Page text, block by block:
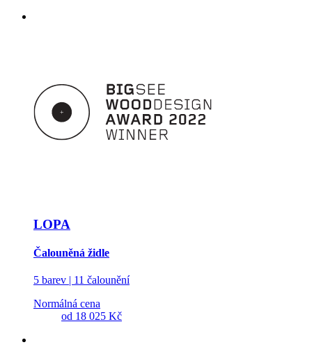
LOPA
Čalouněná židle
5 barev | 11 čalounění
Normálná cena
od 18 025 Kč